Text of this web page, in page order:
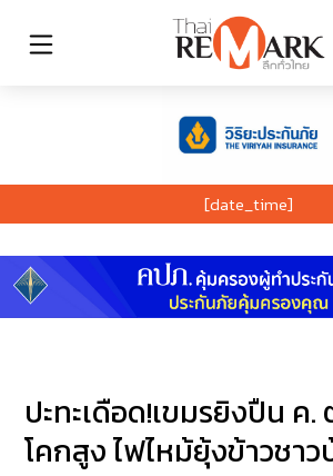
[date_time]
ปะทะเดือด!เขมรยิงปืน ค
โคกสูง ไฟไหม้ยุ้งข้าวชาว